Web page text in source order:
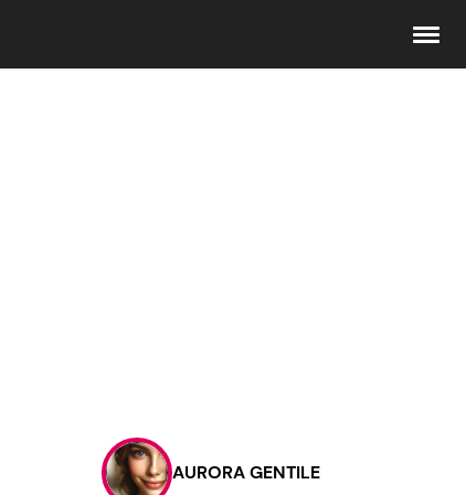
Contattaci
PubblicitàAURORA GENTILE